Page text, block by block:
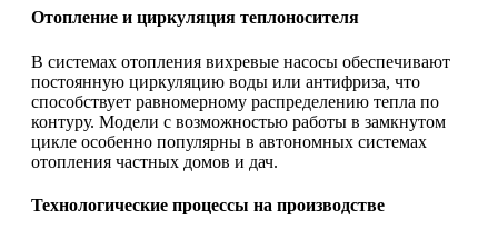
Отопление и циркуляция теплоносителя
В системах отопления вихревые насосы обеспечивают
постоянную циркуляцию воды или антифриза, что
способствует равномерному распределению тепла по
контуру. Модели с возможностью работы в замкнутом
цикле особенно популярны в автономных системах
отопления частных домов и дач.
Технологические процессы на производстве